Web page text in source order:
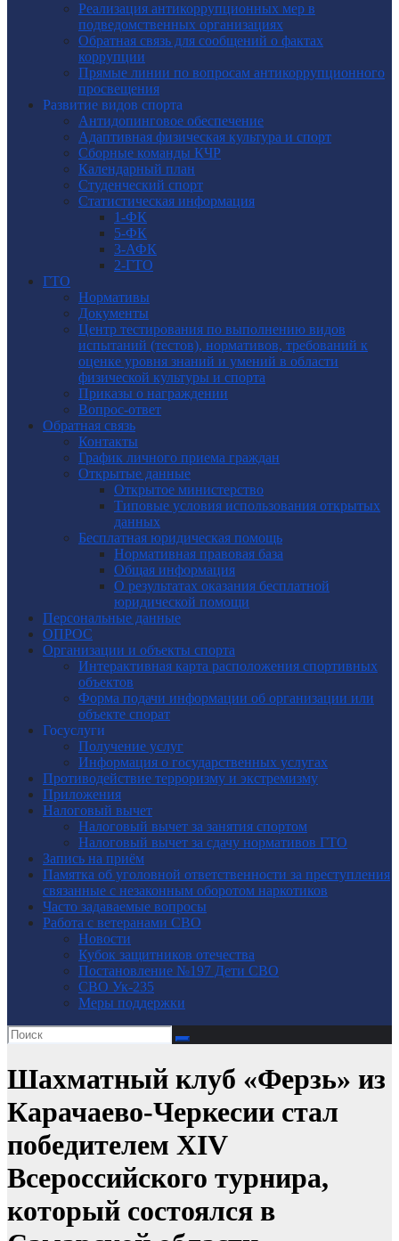
Реализация антикоррупционных мер в
подведомственных организациях
Обратная связь для сообщений о фактах
коррупции
Прямые линии по вопросам антикоррупционного
просвещения
Развитие видов спорта
Антидопинговое обеспечение
Адаптивная физическая культура и спорт
Сборные команды КЧР
Календарный план
Студенческий спорт
Статистическая информация
1-ФК
5-ФК
3-АФК
2-ГТО
ГТО
Нормативы
Документы
Центр тестирования по выполнению видов
испытаний (тестов), нормативов, требований к
оценке уровня знаний и умений в области
физической культуры и спорта
Приказы о награждении
Вопрос-ответ
Обратная связь
Контакты
График личного приема граждан
Открытые данные
Открытое министерство
Типовые условия использования открытых
данных
Бесплатная юридическая помощь
Нормативная правовая база
Общая информация
О результатах оказания бесплатной
юридической помощи
Персональные данные
ОПРОС
Организации и объекты спорта
Интерактивная карта расположения спортивных
объектов
Форма подачи информации об организации или
объекте спорат
Госуслуги
Получение услуг
Информация о государственных услугах
Противодействие терроризму и экстремизму
Приложения
Налоговый вычет
Налоговый вычет за занятия спортом
Налоговый вычет за сдачу нормативов ГТО
Запись на приём
Памятка об уголовной ответственности за преступления
связанные с незаконным оборотом наркотиков
Часто задаваемые вопросы
Работа с ветеранами СВО
Новости
Кубок защитников отечества
Постановление №197 Дети СВО
СВО Ук-235
Меры поддержки
Шахматный клуб «Ферзь» из
Карачаево-Черкесии стал
победителем XIV
Всероссийского турнира,
который состоялся в